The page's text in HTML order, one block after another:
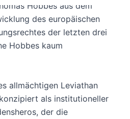
Hobbes aus dem
des europäischen
der letzten drei
Hobbes kaum
allmächtigen Leviathan
als institutioneller
der die